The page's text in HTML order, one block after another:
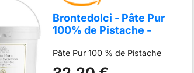
Brontedolci - Pâte Pur
100% de Pistache -
Grammes)
Pâte Pur 100 % de Pistache